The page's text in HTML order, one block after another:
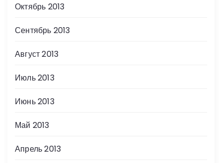
Октябрь 2013
Сентябрь 2013
Август 2013
Июль 2013
Июнь 2013
Май 2013
Апрель 2013